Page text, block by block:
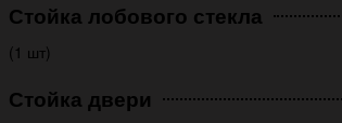
Стойка лобового стекла
(1 шт)
Стойка двери